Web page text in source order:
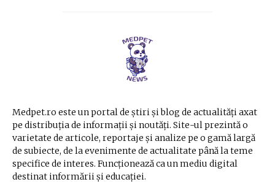
Medpet.ro este un portal de știri și blog de actualități axat
pe distribuția de informații și noutăți. Site-ul prezintă o
varietate de articole, reportaje și analize pe o gamă largă
de subiecte, de la evenimente de actualitate până la teme
specifice de interes. Funcționează ca un mediu digital
destinat informării și educației.